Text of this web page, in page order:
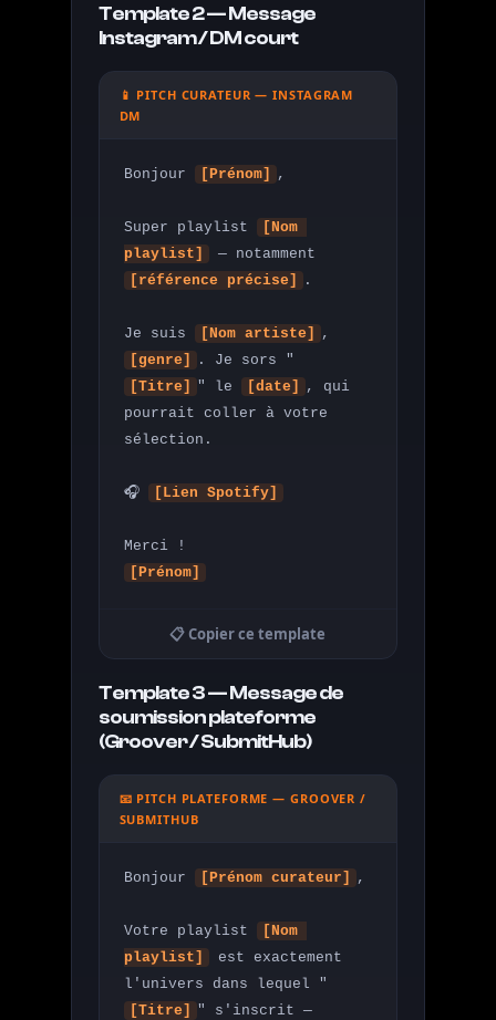
Template 2 — Message
Instagram / DM court
📱 PITCH CURATEUR — INSTAGRAM
DM
Bonjour [Prénom] ,
Super playlist
[Nom
playlist]
[référence précise]
.
Je suis [Nom artiste]
[genre]
. Je sors "
[Titre]
" le [date]
, qui
pourrait coller à votre
sélection.
🎧 [Lien Spotify]
[Prénom]
📋 Copier ce template
Template 3 — Message de
soumission plateforme
(Groover / SubmitHub)
📧 PITCH PLATEFORME — GROOVER /
SUBMITHUB
Bonjour [Prénom curateur] ,
Votre playlist
[Nom
playlist]
est exactement
l'univers dans lequel "
[Titre]
" s'inscrit —